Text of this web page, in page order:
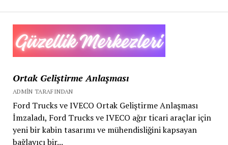
Ortak Geliştirme Anlaşması
ADMIN TARAFINDAN
Ford Trucks ve IVECO Ortak Geliştirme Anlaşması
İmzaladı, Ford Trucks ve IVECO ağır ticari araçlar için
yeni bir kabin tasarımı ve mühendisliğini kapsayan
bağlayıcı bir...
Masalı
Yaşanıyor